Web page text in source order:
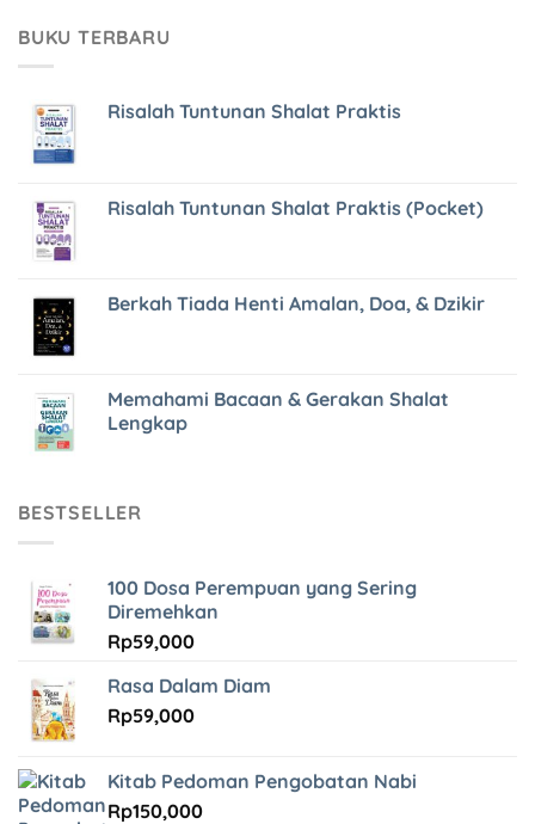
BUKU TERBARU
Risalah Tuntunan Shalat Praktis
Risalah Tuntunan Shalat Praktis (Pocket)
Berkah Tiada Henti Amalan, Doa, & Dzikir
Memahami Bacaan & Gerakan Shalat
Lengkap
BESTSELLER
100 Dosa Perempuan yang Sering
Diremehkan
Rp59,000
Rasa Dalam Diam
Rp59,000
Kitab Pedoman Pengobatan Nabi
Rp150,000